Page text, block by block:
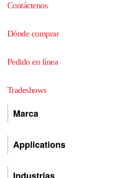
Contáctenos
Dónde comprar
Pedido en línea
Tradeshows
Marca
Applications